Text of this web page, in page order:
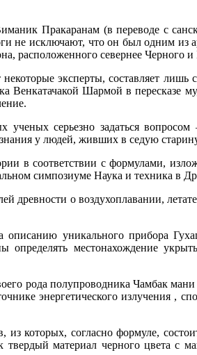
Пракаранам (в переводе с
не исключают, что он был одним
расположенного севернее Черного и
эксперты, составляет
Венкатачакой Шармой в
ученых серьезно задаться
у людей, живших в седую
в соответствии с формулами,
симпозиуме Наука и техника в
древности о воздухоплавании,
уникального прибора
местонахождение
рода полупроводника Чамбак
энергетического излучения ,
которых, согласно формуле,
материал черного цвета с